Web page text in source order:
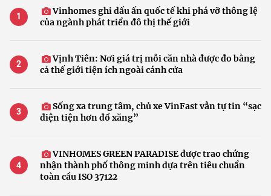
Vinhomes ghi dấu ấn quốc tế khi phá vỡ thông lệ
của ngành phát triển đô thị thế giới
Vịnh Tiên: Nơi giá trị mỗi căn nhà được đo bằng
cả thế giới tiện ích ngoài cánh cửa
Sống xa trung tâm, chủ xe VinFast vẫn tự tin “sạc
điện tiện hơn đổ xăng”
VINHOMES GREEN PARADISE được trao chứng
nhận thành phố thông minh dựa trên tiêu chuẩn
toàn cầu ISO 37122